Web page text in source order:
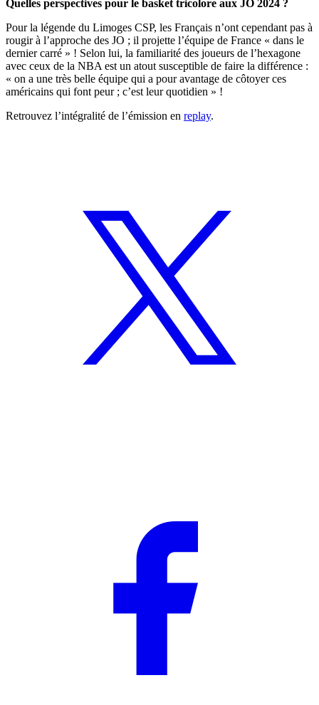
Quelles perspectives pour le basket tricolore aux JO 2024 ?
Pour la légende du Limoges CSP, les Français n’ont cependant pas à
rougir à l’approche des JO ; il projette l’équipe de France « dans le
dernier carré » ! Selon lui, la familiarité des joueurs de l’hexagone
avec ceux de la NBA est un atout susceptible de faire la différence :
« on a une très belle équipe qui a pour avantage de côtoyer ces
américains qui font peur ; c’est leur quotidien » !
Retrouvez l’intégralité de l’émission en replay.